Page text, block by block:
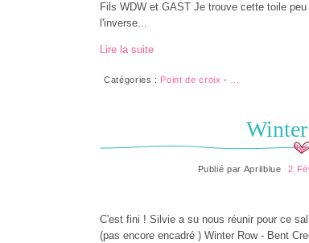
Fils WDW et GAST Je trouve cette toile
l'inverse...
Lire la suite
Catégories : Point de croix -
Publié par Aprilblue 2
C'est fini ! Silvie a su nous réunir pour ce
(pas encore encadré ) Winter Row - Bent